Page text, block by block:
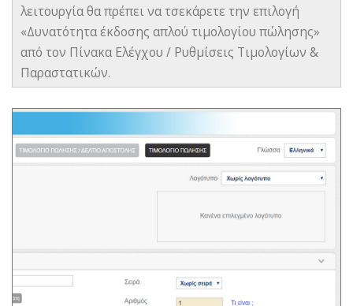
λειτουργία θα πρέπει να τσεκάρετε την επιλογή
«Δυνατότητα έκδοσης απλού τιμολογίου πώλησης»
από τον Πίνακα Ελέγχου / Ρυθμίσεις Τιμολογίων &
Παραστατικών.